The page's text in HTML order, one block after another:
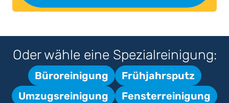
Oder wähle eine Spezialreinigung:
Büroreinigung
Frühjahrsputz
Umzugsreinigung
Fensterreinigung